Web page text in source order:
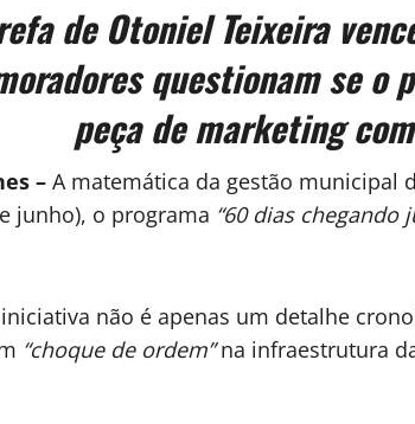
de Otoniel Teixeira
questionam se o
peça de marketing
– A matemática da gestão municipal
junho), o programa “60 dias chegando
não é apenas um detalhe
“choque de ordem”na infraestrutura